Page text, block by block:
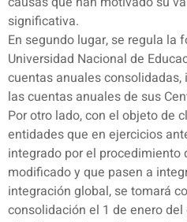
significativa.
En segundo lugar, se regula la
Universidad Nacional de
cuentas anuales
las cuentas anuales de sus
Por otro lado, con el objeto de
entidades que en ejercicios
integrado por el
modificado y que pasen a
integración global, se tomará
consolidación el 1 de enero